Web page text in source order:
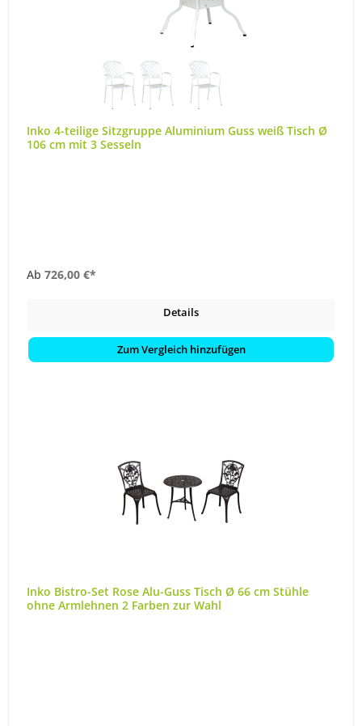
Inko 4-teilige Sitzgruppe Aluminium Guss weiß Tisch Ø
106 cm mit 3 Sesseln
Ab 726,00 €*
Details
Zum Vergleich hinzufügen
Inko Bistro-Set Rose Alu-Guss Tisch Ø 66 cm Stühle
ohne Armlehnen 2 Farben zur Wahl